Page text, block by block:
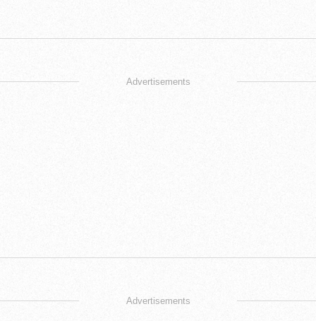
Advertisements
Advertisements